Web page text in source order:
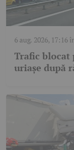
6 aug. 2026, 17:16
Trafic blocat
uriașe după